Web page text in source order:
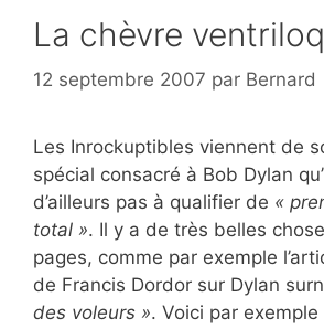
La chèvre
12 septembre 2007 par Bernard
Les Inrockuptibles viennent de
spécial consacré à Bob Dylan
d’ailleurs pas à qualifier de «
total ». Il y a de très belles
pages, comme par exemple
de Francis Dordor sur Dylan
des voleurs ». Voici par